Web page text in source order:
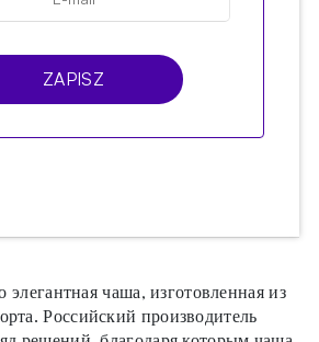
ZAPISZ
чаша, изготовленная из
Российский производитель